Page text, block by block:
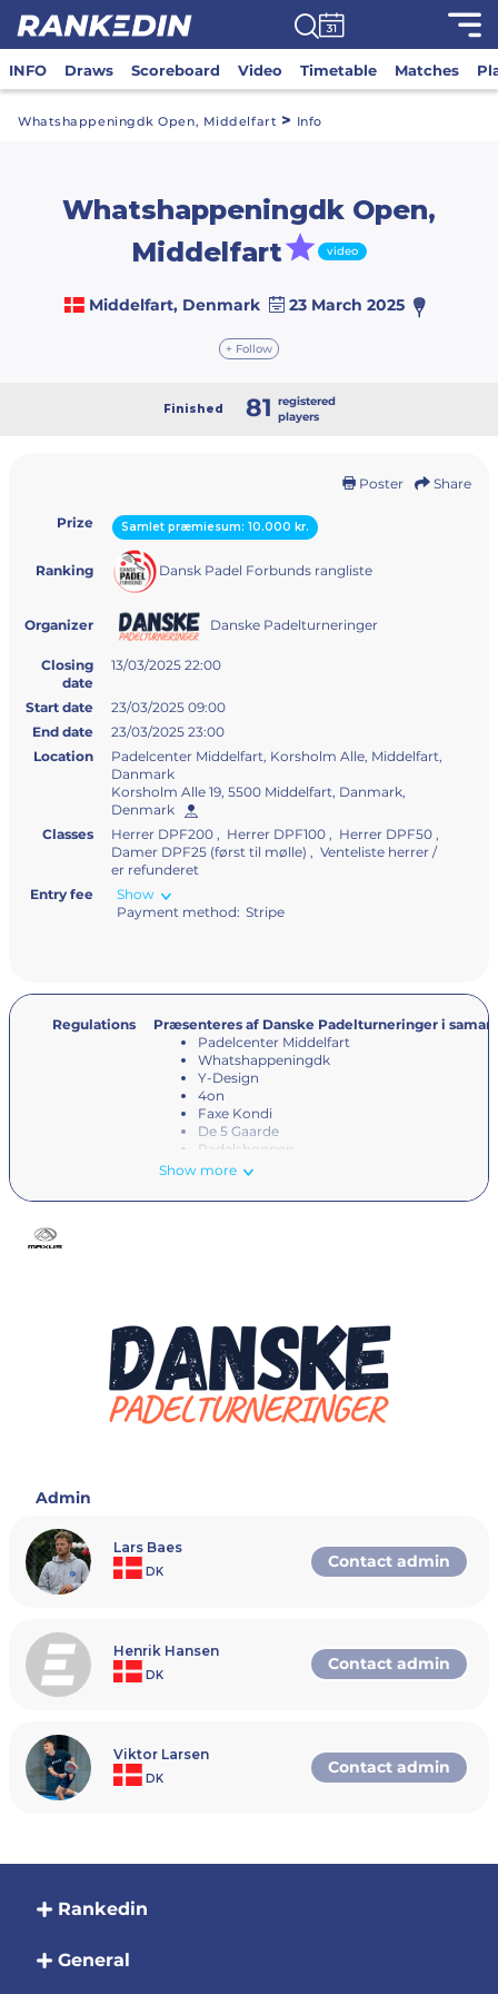
INFO Draws Scoreboard Video Timetable Matches
Whatshappeningdk Open, Middelfart > Info
Whatshappeningdk Open,
Middelfart
video
Middelfart, Denmark 23 March 2025
+ Follow
Finished 81 registered
players
Poster Share
Prize Samlet præmiesum: 10.000 kr.
Ranking Dansk Padel Forbunds rangliste
Organizer Danske Padelturneringer
Closing
date
13/03/2025 22:00
Start date
23/03/2025 09:00
End date
23/03/2025 23:00
Location
Padelcenter Middelfart, Korsholm Alle, Middelfart,
Danmark
Korsholm Alle 19, 5500 Middelfart, Danmark,
Denmark
Classes
Herrer DPF200 , Herrer DPF100 , Herrer DPF50 ,
Damer DPF25 (først til mølle) , Venteliste herrer /
er refunderet
Entry fee
Show
Payment method: Stripe
Regulations
Præsenteres af Danske Padelturneringer i
Padelcenter Middelfart
Whatshappeningdk
Y-Design
4on
Faxe Kondi
De 5 Gaarde
Padelshoppen
STATE
Barebells
Turneringen spilles søndag den 23. marts.
spilles kl. 9.00
Sign in senest 30 minutter før sin første
med undtagelse af par, som starter kl. 9.00.
8.45.
Turneringen spilles på 4 baner
Loftshøjde
TBA
Hvem kan deltage?
licens:https://danskpadelforbund.dk/dpf-
Show more
Admin
Lars Baes
DK
Contact admin
Henrik Hansen
DK
Contact admin
Viktor Larsen
DK
Contact admin
Rankedin
General